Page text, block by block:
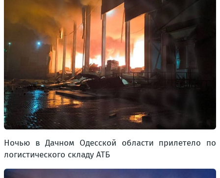
Ночью в Дачном Одесской области прилетело по
логистического складу АТБ